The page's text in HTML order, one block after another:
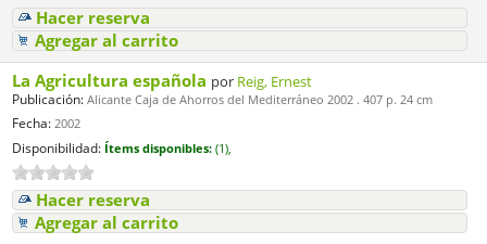
Hacer reserva
Agregar al carrito
La Agricultura española por Reig, Ernest
Publicación: Alicante Caja de Ahorros del Mediterráneo 2002 . 407 p. 24 cm
Fecha: 2002
Disponibilidad: Ítems disponibles: (1),
Hacer reserva
Agregar al carrito